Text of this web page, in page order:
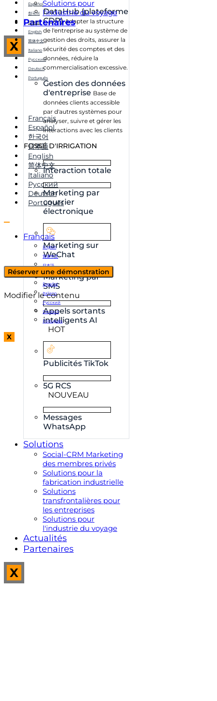
DataHub (plateforme
CDP) Adapter la structure
de l'entreprise au système de
gestion des droits, assurer la
sécurité des comptes et des
données, réduire la
commercialisation excessive.
Gestion des données
d'entreprise Base de
données clients accessible
par d'autres systèmes pour
analyser, suivre et gérer les
interactions avec les clients
FOSSÉ D'IRRIGATION
interaction totale
Marketing par
courrier
électronique
Marketing sur
WeChat
Marketing par
SMS
Appels sortants
intelligents AI
HOT
Publicités TikTok
5G RCS
NOUVEAU
Messages
WhatsApp
Solutions
Social-CRM Marketing
des membres privés
Solutions pour la
fabrication industrielle
Solutions
transfrontalières pour
les entreprises
Solutions pour
l'industrie du voyage
Actualités
Partenaires
X
Solutions pour
l'industrie du voyage
Partenaires
X
Español
한국어
日本語
English
简体中文
Italiano
Русский
Deutsch
Português
Français
Español
한국어
日本語
English
简体中文
Italiano
Русский
Deutsch
Português
Français
English
简体中文
日本語
한국어
Español
Italiano
Русский
Deutsch
Português
X
Réserver une démonstration
Modifier le contenu